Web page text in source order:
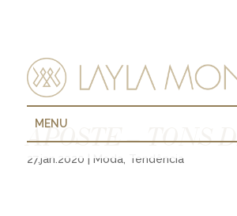
MENU
APOSTE – TONS
27.jan.2020 | Moda, Tendência